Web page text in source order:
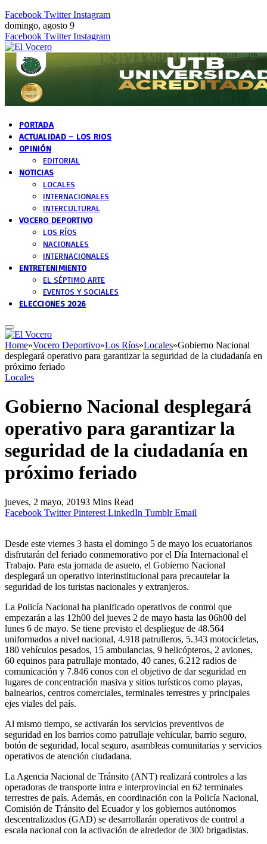
Facebook Twitter Instagram
domingo, agosto 9
Facebook Twitter Instagram
PORTADA
ACTUALIDAD – LOS RIOS
OPINIÓN
EDITORIAL
NOTICIAS
LOCALES
INTERNACIONALES
INTERCULTURAL
VOCERO DEPORTIVO
LOS RÍOS
NACIONALES
INTERNACIONALES
ENTRETENIMIENTO
EL SÉPTIMO ARTE
EVENTOS Y SOCIALES
ELECCIONES 2026
Home»Vocero Deportivo»Los Ríos»Locales»Gobierno Nacional
desplegará operativo para garantizar la seguridad de la ciudadanía en
próximo feriado
Locales
Gobierno Nacional desplegará
operativo para garantizar la
seguridad de la ciudadanía en
próximo feriado
jueves, 2 mayo, 20193 Mins Read
Facebook Twitter Pinterest LinkedIn Tumblr Email
Desde este viernes 3 hasta el domingo 5 de mayo los ecuatorianos
disfrutarán del feriado conmemorativo por el Día Internacional el
Trabajo. Para esta jornada de asueto, el Gobierno Nacional
desplegará un operativo interinstitucional para precautelar la
seguridad de los turistas nacionales y extranjeros.
La Policía Nacional ha planificado operativos de control que
empezarán a las 12h00 del jueves 2 de mayo hasta las 06h00 del
lunes 6 de mayo. Se tiene previsto el despliegue de 48.564
uniformados a nivel nacional, 4.918 patrulleros, 5.343 motocicletas,
180 vehículos pesados, 15 ambulancias, 9 helicópteros, 2 aviones,
60 equinos para patrullaje montado, 40 canes, 6.212 radios de
comunicación y 7.846 conos con el objetivo de dar seguridad en
lugares de concentración masiva y sitios turísticos como playas,
balnearios, centros comerciales, terminales terrestres y principales
ejes viales del país.
Al mismo tiempo, se activarán los servicios preventivos de
seguridad en los barrios como patrullaje vehicular, barrio seguro,
botón de seguridad, local seguro, asambleas comunitarias y servicios
operativos de atención ciudadana.
La Agencia Nacional de Tránsito (ANT) realizará controles a las
operadoras de transporte intra e interprovincial en 62 terminales
terrestres de país. Además, en coordinación con la Policía Nacional,
Comisión de Tránsito del Ecuador y los gobiernos autónomos
descentralizados (GAD) se desarrollarán operativos de control a
escala nacional con la activación de alrededor de 300 brigadistas.